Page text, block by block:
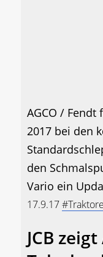
AGCO /
2017 bei den
den
Vario ein
17.9.17
JCB